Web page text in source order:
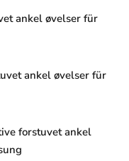
ankel øvelser für
ankel øvelser für
forstuvet ankel